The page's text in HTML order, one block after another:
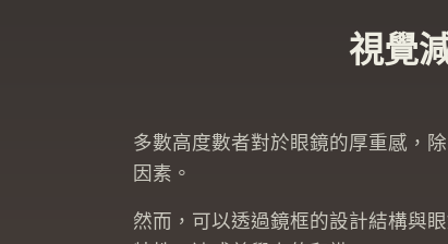
視覺
多數高度數者對於眼鏡的厚重感，
因素。
然而，可以透過鏡框的設計結構與